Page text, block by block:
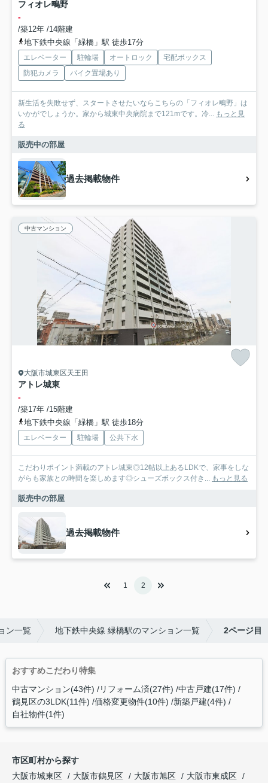
フィオレ鴫野
-
/築12年 /14階建
地下鉄中央線「緑橋」駅 徒歩17分
エレベーター 駐輪場 オートロック
宅配ボックス
防犯カメラ
バイク置場あり
新生活を失敗せず、スタートさせたいならこちらの「フィオレ鴫野」は
いかがでしょうか。家から城東中央病院まで121mです。冷... もっと見
る
販売中の部屋
過去掲載物件
中古マンション
大阪市城東区天王田
アトレ城東
-
/築17年 /15階建
地下鉄中央線「緑橋」駅 徒歩18分
エレベーター 駐輪場 公共下水
こだわりポイント満載のアトレ城東◎12帖以上あるLDKで、家事をしな
がらも家族との時間を楽しめます◎シューズボックス付き... もっと見る
販売中の部屋
過去掲載物件
1 2
ン一覧 地下鉄中央線 緑橋駅のマンション一覧 2ページ目
おすすめこだわり特集
中古マンション(43件) リフォーム済(27件) 中古戸建(17件)
鶴見区の3LDK(11件) 価格変更物件(10件) 新築戸建(4件)
自社物件(1件)
市区町村から探す
大阪市城東区
大阪市鶴見区 大阪市旭区
大阪市東成区